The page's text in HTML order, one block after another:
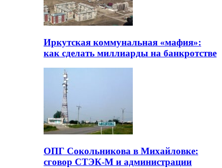
Иркутская коммунальная «мафия»:
как сделать миллиарды на банкротстве
ОПГ Сокольникова в Михайловке:
сговор СТЭК-М и администрации